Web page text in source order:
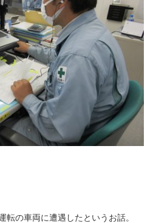
転の車両に遭遇したというお話。